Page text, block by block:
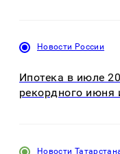
Новости России
Ипотека в июле
рекордного июня
Новости